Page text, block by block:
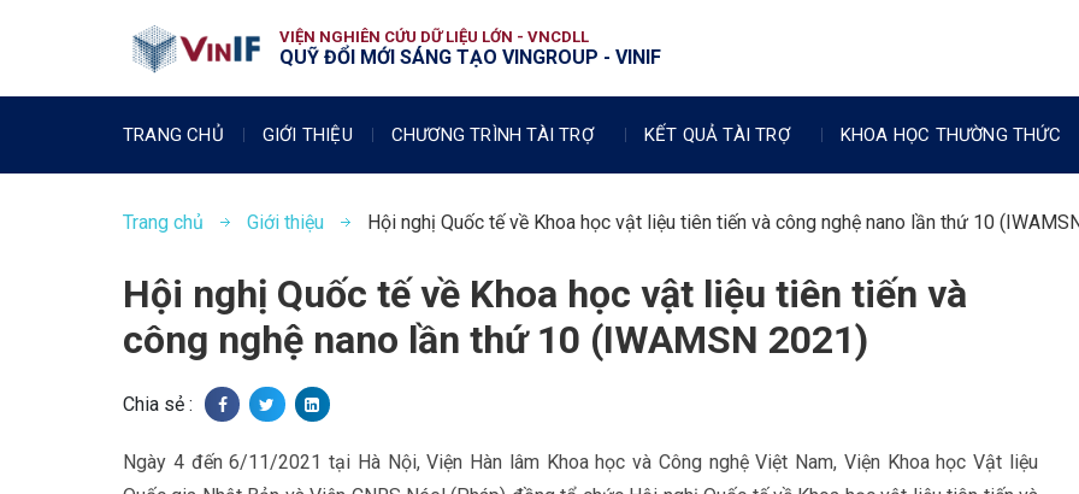
VIỆN NGHIÊN CỨU DỮ LIỆU LỚN - VNCDLL
QUỸ ĐỔI MỚI SÁNG TẠO VINGROUP - VINIF
TRANG CHỦ GIỚI THIỆU CHƯƠNG TRÌNH TÀI TRỢ KẾT QUẢ TÀI TRỢ KHOA HỌC THƯỜNG THỨC
Trang chủ Giới thiệu Hội nghị Quốc tế về Khoa học vật liệu tiên tiến và công nghệ nano lần thứ 10
Hội nghị Quốc tế về Khoa học vật liệu tiên tiến và
công nghệ nano lần thứ 10 (IWAMSN 2021)
Chia sẻ :
Ngày 4 đến 6/11/2021 tại Hà Nội, Viện Hàn lâm Khoa học và Công nghệ Việt Nam, Viện Khoa học Vật liệu